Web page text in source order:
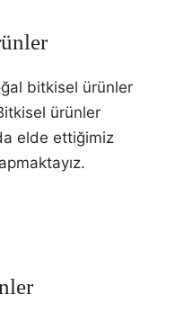
bitkisel ürünler
ürünler
elde ettiğimiz